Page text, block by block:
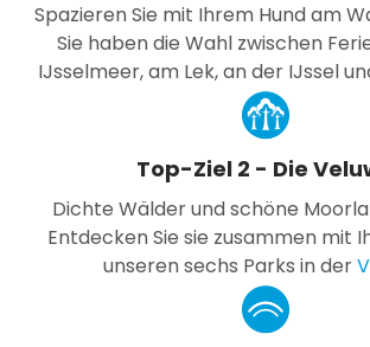
Spazieren Sie mit Ihrem Hund am
Sie haben die Wahl zwischen
IJsselmeer, am Lek, an der IJssel
Top-Ziel 2 - Die
Dichte Wälder und schöne
Entdecken Sie sie zusammen mit
unseren sechs Parks in der